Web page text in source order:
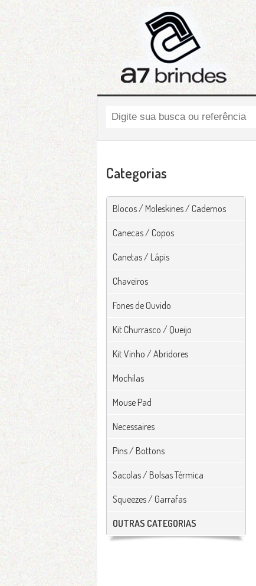
Categorias
Blocos / Moleskines / Cadernos
Canecas / Copos
Canetas / Lápis
Chaveiros
Fones de Ouvido
Kit Churrasco / Queijo
Kit Vinho / Abridores
Mochilas
Mouse Pad
Necessaires
Pins / Bottons
Sacolas / Bolsas Térmica
Squeezes / Garrafas
OUTRAS CATEGORIAS